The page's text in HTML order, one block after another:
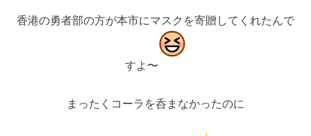
香港の勇者部の方が本市にマスクを寄贈してくれたんで
すよ〜
まったくコーラを呑まなかったのに